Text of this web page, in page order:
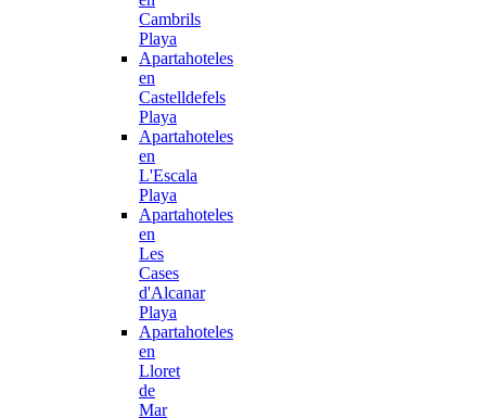
Cambrils
Playa
Apartahoteles
en
Castelldefels
Playa
Apartahoteles
en
L'Escala
Playa
Apartahoteles
en
Les
Cases
d'Alcanar
Playa
Apartahoteles
en
Lloret
de
Mar